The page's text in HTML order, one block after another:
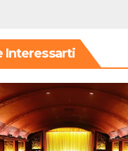
Interessarti